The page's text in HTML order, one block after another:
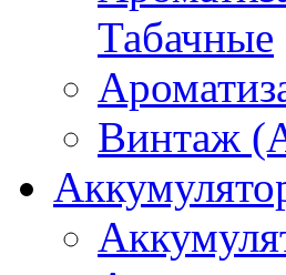
Табачные
Винтаж